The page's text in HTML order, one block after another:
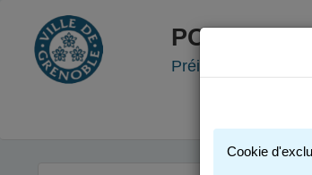
PORTAIL
Préinscription
Cookie